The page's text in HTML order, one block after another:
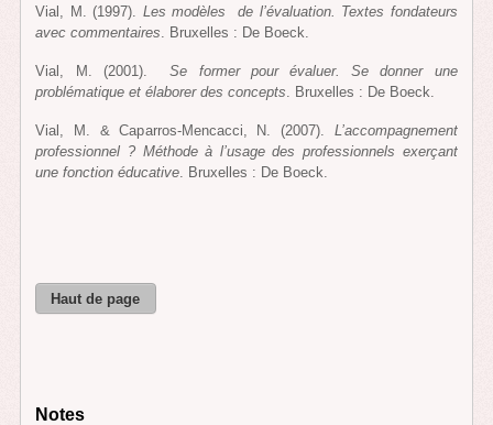
Vial, M. (1997). Les modèles de l’évaluation. Textes fondateurs
avec commentaires. Bruxelles : De Boeck.
Vial, M. (2001).Se former pour évaluer. Se donner une
problématique et élaborer des concepts . Bruxelles : De Boeck.
Vial, M. & Caparros-Mencacci, N. (2007). L’accompagnement
professionnel ? Méthode à l’usage des professionnels exerçant
une fonction éducative . Bruxelles : De Boeck.
Haut de page
Notes